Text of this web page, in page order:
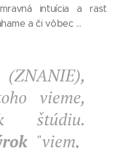
intuícia a rast
a či vôbec ...
vieme,
štúdiu.
"viem,